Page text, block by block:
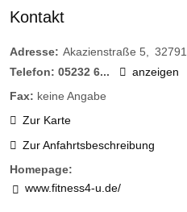
Kontakt
Adresse: Akazienstraße 5 32791
Telefon: 05232 6...
anzeigen
Fax: keine Angabe
Zur Karte
Zur Anfahrtsbeschreibung
Homepage:
www.fitness4-u.de/